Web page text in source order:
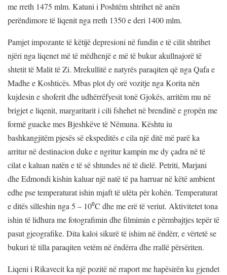
me rreth 1475 mlm. Katuni i Poshtëm shtrihet në anën
perëndimore të liqenit nga rreth 1350 e deri 1400 mlm.
Pamjet impozante të këtijë depresioni në fundin e të cilit shtrihet
njëri nga liqenet më të mëdhenjë e më të bukur akullnajorë të
shtetit të Malit të Zi. Mrekullitë e natyrës paraqiten që nga Qafa e
Madhe e Koshticës. Mbas plot dy orë vozitje nga Korita nën
kujdesin e shoferit dhe udhërrëfyesit tonë Gjokës, arritëm mu në
brigjet e liqenit, margaritarit i cili fshehet në brendinë e gropën me
formë guacke mes Bjeshkëve të Nëmuna. Kështu iu
bashkangjitëm pjesës së ekspeditës e cila një ditë më parë ka
arritur në destinacion duke e ngritur kampin me dy çadra në të
cilat e kaluan natën e të së shtundes në të dielë. Petriti, Marjani
dhe Edmondi kishin kaluar një natë të pa harruar në këtë ambient
edhe pse temperaturat ishin mjaft të ulëta për kohën. Temperaturat
e ditës silleshin nga 5 – 10⁰C dhe me erë të veriut. Aktivitetet tona
ishin të lidhura me fotografimin dhe filmimin e përmbajtjes tepër të
pasut gjeografike. Dita kaloi sikurë të ishim në ëndërr, e vërtetë se
bukuri të tilla paraqiten vetëm në ëndërra dhe rrallë përsëriten.
Liqeni i Rikavecit ka një pozitë në rraport me hapësirën ku gjendet